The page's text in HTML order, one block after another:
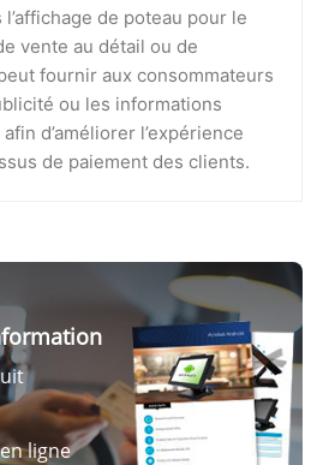
de poteau pour le
vente au détail ou de
fournir aux consommateurs
ou les informations
d’améliorer l’expérience
de paiement des clients.
ligne